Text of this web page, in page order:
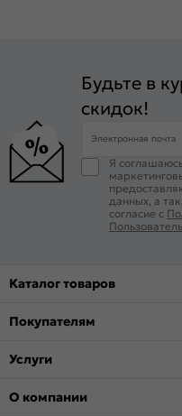
Будьте в
скидок!
Электронная почта
Я
данных, а
согласие с
Каталог товаров
Покупателям
Услуги
О компании